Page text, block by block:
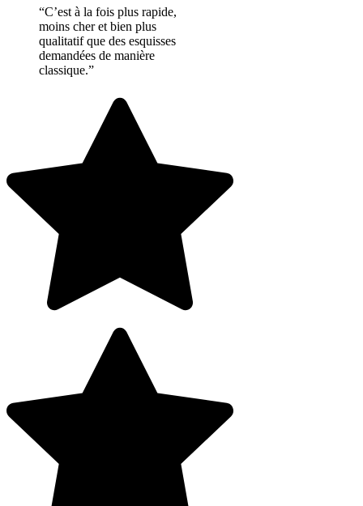
“C’est à la fois plus rapide,
moins cher et bien plus
qualitatif que des esquisses
demandées de manière
classique.”